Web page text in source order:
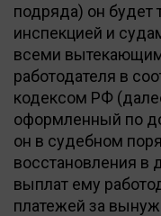
подряда) он будет
инспекцией и
всеми
работодателя в
кодексом РФ
оформленный по
он в судебном
восстановления в
выплат ему
платежей за